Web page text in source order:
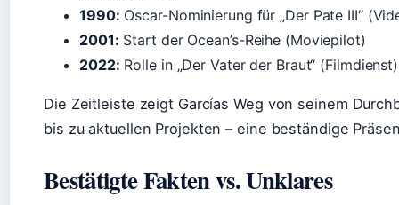
1990: Oscar-Nominierung für „Der Pate III“
2001: Start der Ocean’s-Reihe (Moviepilot)
2022: Rolle in „Der Vater der Braut“ (Filmdienst)
Die Zeitleiste zeigt Garcías Weg von seinem
bis zu aktuellen Projekten – eine beständige
Bestätigte Fakten vs. Unklares